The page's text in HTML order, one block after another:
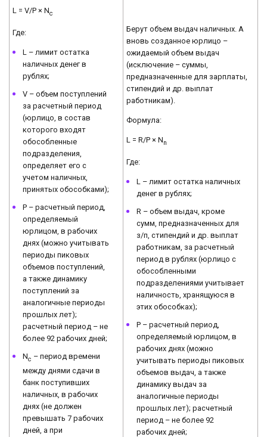
L = V/P × Nc
Где:
L – лимит остатка
наличных денег в
рублях;
V – объем поступлений
за расчетный период
(юрлицо, в состав
которого входят
обособленные
подразделения,
определяет его с
учетом наличных,
принятых обособками);
P – расчетный период,
определяемый
юрлицом, в рабочих
днях (можно учитывать
периоды пиковых
объемов поступлений,
а также динамику
поступлений за
аналогичные периоды
прошлых лет);
расчетный период – не
более 92 рабочих дней;
Nс – период времени
между днями сдачи в
банк поступивших
наличных, в рабочих
днях (не должен
превышать 7 рабочих
дней, а при
Берут объем выдач наличных. А
вновь созданное юрлицо –
ожидаемый объем выдач
(исключение – суммы,
предназначенные для зарплаты,
стипендий и др. выплат
работникам).
Формула:
L = R/P × Nn
Где:
L – лимит остатка наличных
денег в рублях;
R – объем выдач, кроме
сумм, предназначенных для
з/п, стипендий и др. выплат
работникам, за расчетный
период в рублях (юрлицо с
обособленными
подразделениями учитывает
наличность, хранящуюся в
этих обособках);
P – расчетный период,
определяемый юрлицом, в
рабочих днях (можно
учитывать периоды пиковых
объемов выдач, а также
динамику выдач за
аналогичные периоды
прошлых лет); расчетный
период – не более 92
рабочих дней;